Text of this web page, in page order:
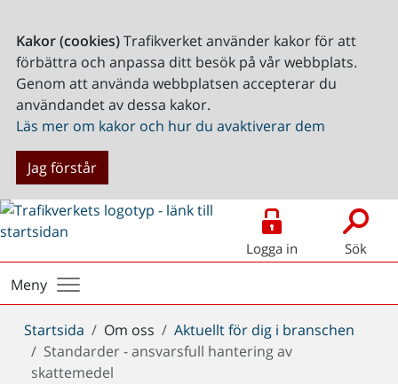
Kakor (cookies)Trafikverket använder kakor för att
förbättra och anpassa ditt besök på vår webbplats.
Genom att använda webbplatsen accepterar du
användandet av dessa kakor.
Läs mer om kakor och hur du avaktiverar dem
Jag förstår
Logga in Sök
Meny
Du
är
här:
Startsida Om oss
Aktuellt för dig i branschen
Standarder - ansvarsfull hantering av
skattemedel